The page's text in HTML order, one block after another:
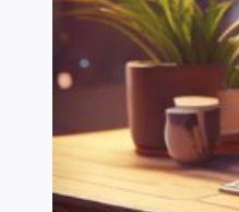
d’Adobe